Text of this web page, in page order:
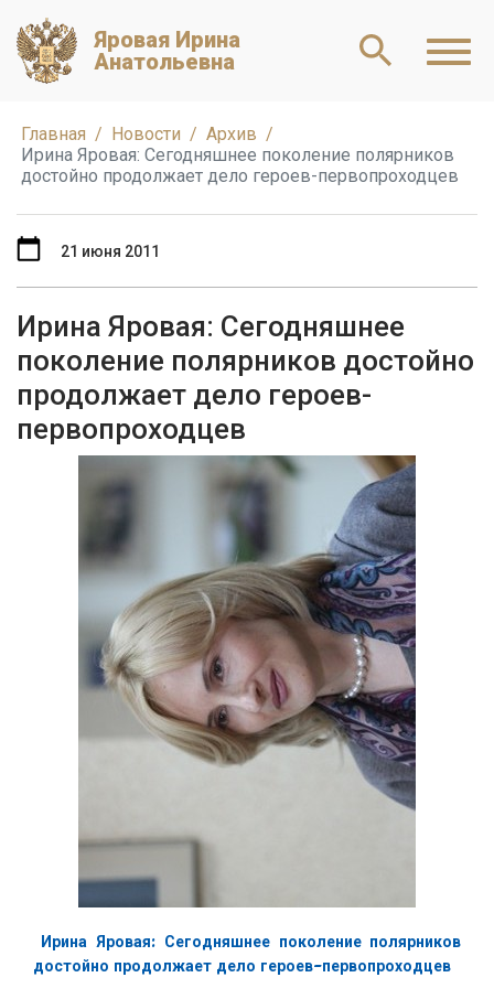
Яровая Ирина
Анатольевна
Главная Новости
Архив
Ирина Яровая: Сегодняшнее поколение полярников
достойно продолжает дело героев-первопроходцев
Ирина Яровая: Сегодняшнее
поколение полярников достойно
продолжает дело героев-
первопроходцев
21 июня 2011
Ирина Яровая: Сегодняшнее поколение полярников
достойно продолжает дело героев-первопроходцев